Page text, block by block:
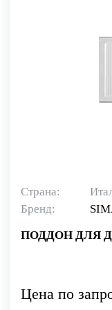
Страна:
Бренд:
ПОДДОН ДЛЯ
Цена по